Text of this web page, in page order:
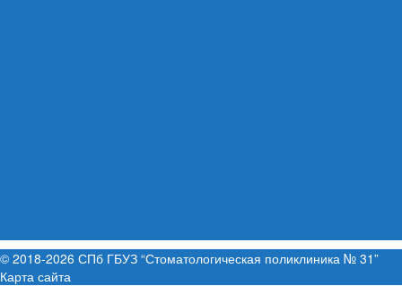
© 2018-2026 СПб ГБУЗ “Стоматологическая поликлиника № 31”
Карта сайта